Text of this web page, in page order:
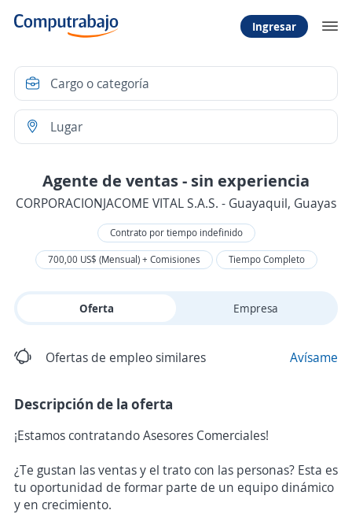
Ingresar
Agente de ventas - sin experiencia
CORPORACIONJACOME VITAL S.A.S. - Guayaquil, Guayas
Contrato por tiempo indefinido
700,00 US$ (Mensual) + Comisiones
Tiempo Completo
Oferta Empresa
Ofertas de empleo similares Avísame
Descripción de la oferta
¡Estamos contratando Asesores Comerciales!
¿Te gustan las ventas y el trato con las personas? Esta es
tu oportunidad de formar parte de un equipo dinámico
y en crecimiento.